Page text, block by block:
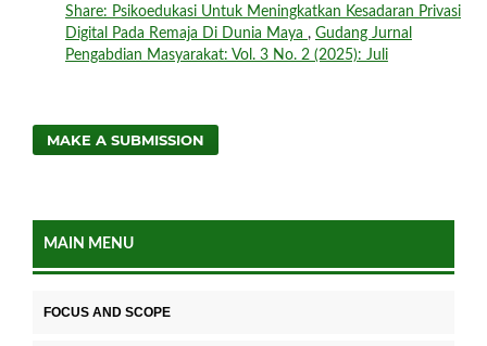
Share: Psikoedukasi Untuk Meningkatkan Kesadaran Privasi
Digital Pada Remaja Di Dunia Maya , Gudang Jurnal
Pengabdian Masyarakat: Vol. 3 No. 2 (2025): Juli
MAKE A SUBMISSION
MAIN MENU
FOCUS AND SCOPE